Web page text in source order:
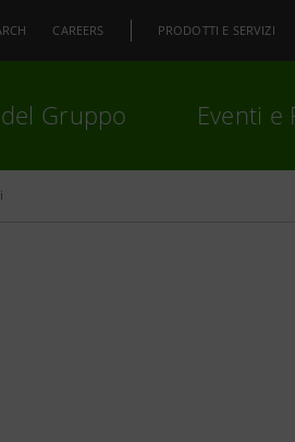
CAREERS PRODOTTI E SERVIZI
Gruppo Eventi e